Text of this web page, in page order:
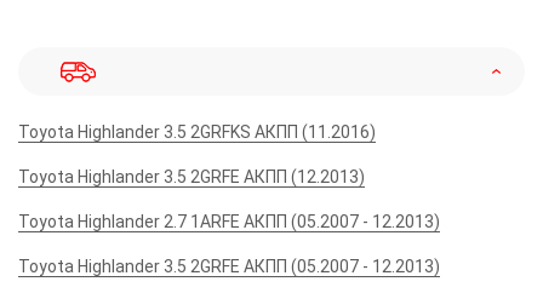
Toyota Highlander 3.5 2GRFKS АКПП (11.2016)
Toyota Highlander 3.5 2GRFE АКПП (12.2013)
Toyota Highlander 2.7 1ARFE АКПП (05.2007 - 12.2013)
Toyota Highlander 3.5 2GRFE АКПП (05.2007 - 12.2013)